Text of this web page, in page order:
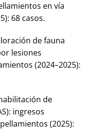
en vía
68 casos.
de fauna
lesiones
(2024–2025):
de
ingresos
(2025):